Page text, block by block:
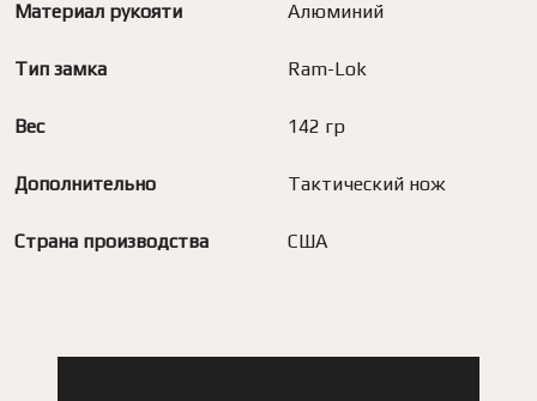
Материал рукояти Алюминий
Тип замка Ram-Lok
Вес 142 гр
Дополнительно Тактический нож
Страна производства США